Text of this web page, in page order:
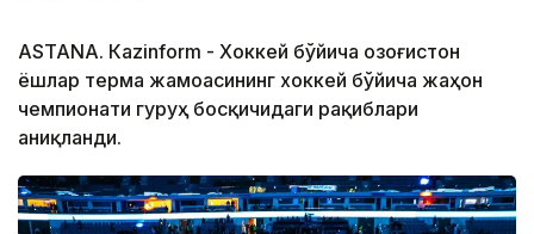
ASTANА. Кazinform - Хоккей бўйича Қозоғистон
ёшлар терма жамоасининг хоккей бўйича жаҳон
чемпионати гуруҳ босқичидаги рақиблари
аниқланди.